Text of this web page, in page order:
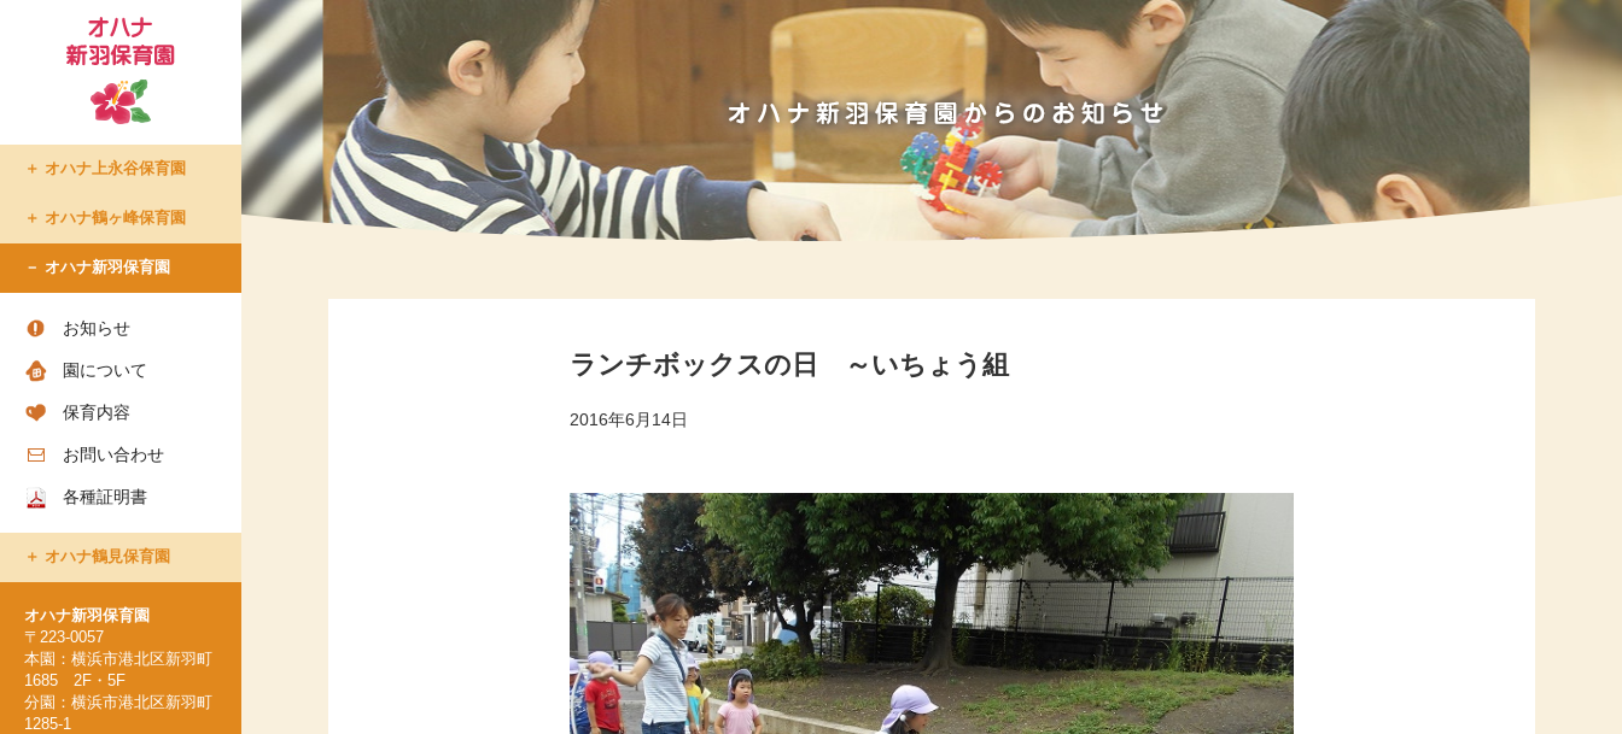
オハナ上永谷保育園
オハナ鶴ヶ峰保育園
オハナ新羽保育園
お知らせ
園について
保育内容
お問い合わせ
各種証明書
オハナ鶴見保育園
オハナ新羽保育園
〒223-0057
本園：横浜市港北区新羽町
1685 2F・5F
分園：横浜市港北区新羽町
1285-1
たまプラーザ倶楽部
活
- ショートステイについて
- アクセス
- お問い合わせ
ちろりん村 横須賀
オハナ上永谷保育園
オハナ鶴ヶ峰保育園
オハナ鶴見保育園
ランチボックスの日 ～いちょう組
2016年6月14日